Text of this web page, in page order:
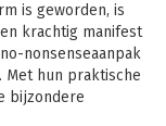
is geworden, is
krachtig manifest
nonsenseaanpak
hun praktische
bijzondere